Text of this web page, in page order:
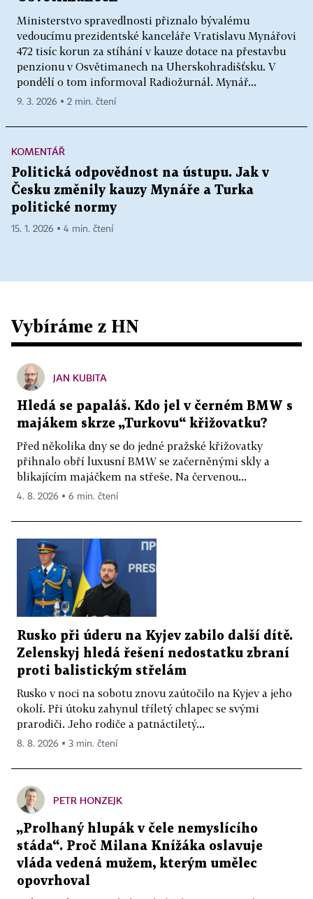
Ministerstvo spravedlnosti přiznalo bývalému
vedoucímu prezidentské kanceláře Vratislavu Mynářovi
472 tisíc korun za stíhání v kauze dotace na přestavbu
penzionu v Osvětimanech na Uherskohradišťsku. V
pondělí o tom informoval Radiožurnál. Mynář...
9. 3. 2026 ▪ 2 min. čtení
KOMENTÁŘ
Politická odpovědnost na ústupu. Jak v
Česku změnily kauzy Mynáře a Turka
politické normy
15. 1. 2026 ▪ 4 min. čtení
Vybíráme z HN
JAN KUBITA
Hledá se papaláš. Kdo jel v černém BMW s
majákem skrze „Turkovu“ křižovatku?
Před několika dny se do jedné pražské křižovatky
přihnalo obří luxusní BMW se začerněnými skly a
blikajícím majáčkem na střeše. Na červenou...
4. 8. 2026 ▪ 6 min. čtení
Rusko při úderu na Kyjev zabilo další dítě.
Zelenskyj hledá řešení nedostatku zbraní
proti balistickým střelám
Rusko v noci na sobotu znovu zaútočilo na Kyjev a jeho
okolí. Při útoku zahynul tříletý chlapec se svými
prarodiči. Jeho rodiče a patnáctiletý...
8. 8. 2026 ▪ 3 min. čtení
PETR HONZEJK
„Prolhaný hlupák v čele nemyslícího
stáda“. Proč Milana Knížáka oslavuje
vláda vedená mužem, kterým umělec
opovrhoval